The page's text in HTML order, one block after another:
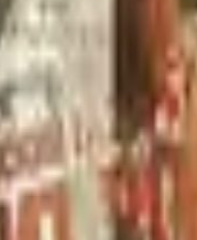
Shadows lub